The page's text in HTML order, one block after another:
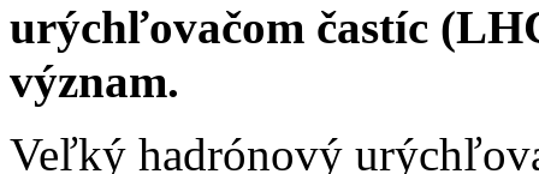
urýchľovačom častíc
význam.
Veľký hadrónový